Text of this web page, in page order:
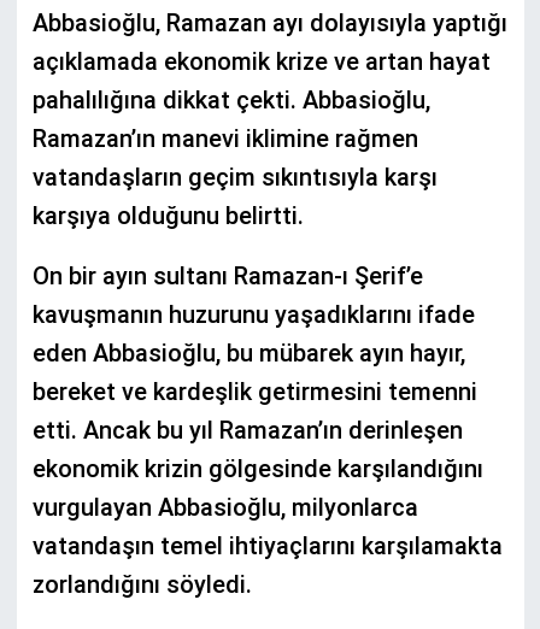
Abbasioğlu, Ramazan ayı dolayısıyla yaptığı
açıklamada ekonomik krize ve artan hayat
pahalılığına dikkat çekti. Abbasioğlu,
Ramazan’ın manevi iklimine rağmen
vatandaşların geçim sıkıntısıyla karşı
karşıya olduğunu belirtti.
On bir ayın sultanı Ramazan-ı Şerif’e
kavuşmanın huzurunu yaşadıklarını ifade
eden Abbasioğlu, bu mübarek ayın hayır,
bereket ve kardeşlik getirmesini temenni
etti. Ancak bu yıl Ramazan’ın derinleşen
ekonomik krizin gölgesinde karşılandığını
vurgulayan Abbasioğlu, milyonlarca
vatandaşın temel ihtiyaçlarını karşılamakta
zorlandığını söyledi.